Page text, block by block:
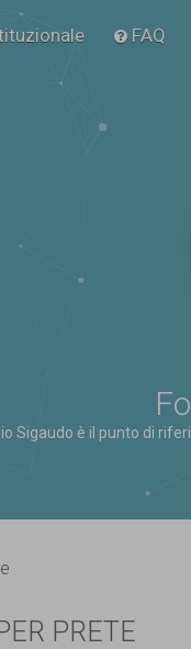
FAQ
Sigaudo è il punto di
PRETE